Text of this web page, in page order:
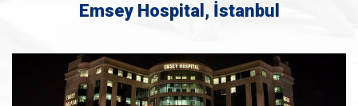
Emsey Hospital, İstanbul